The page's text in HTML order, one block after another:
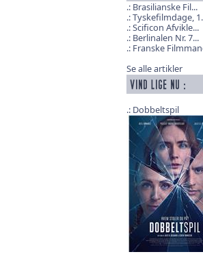
Brasilianske Fil...
Tyskefilmdage,
Scificon Afvikle...
Berlinalen Nr. 7...
Franske
Se alle artikler
Dobbeltspil